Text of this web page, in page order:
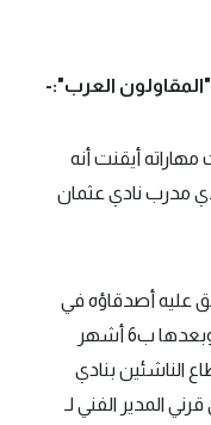
العرب":-
أيقنت أنه
مدرب نادي عثمان
عليه أصدقاؤه في
ذلك الوقت، مع فريق عثماثون طنطا، وبعدها ب6 أشهر
الناشئين بنادي
المدير الفني لـ